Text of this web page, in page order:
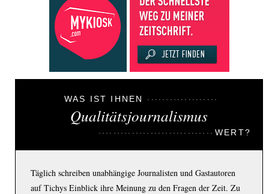
WAS IST IHNEN
Qualitätsjournalismus
WERT?
Täglich schreiben unabhängige Journalisten und Gastautoren
auf Tichys Einblick ihre Meinung zu den Fragen der Zeit. Zu